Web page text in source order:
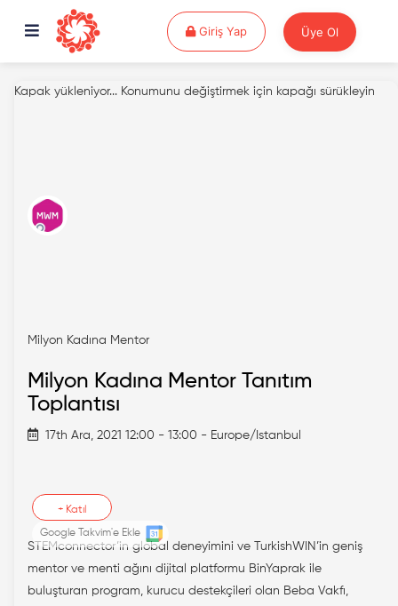
Giriş YapGiriş Yap Üye Ol
Kapak yükleniyor... Konumunu değiştirmek için kapağı sürükleyin
Milyon Kadına Mentor
Milyon Kadına Mentor Tanıtım
Toplantısı
17th Ara, 2021 12:00 - 13:00 - Europe/Istanbul
+ Katıl
Google Takvim'e Ekle
STEMconnector’in global deneyimini ve TurkishWIN’in geniş
mentor ve menti ağını dijital platformu BinYaprak ile
buluşturan program, kurucu destekçileri olan Beba Vakfı,